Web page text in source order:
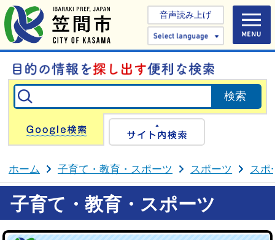
音声読み上げ
Select
Google検索
ホーム 子育て・教育・スポーツ スポーツ スポ
子育て・教育・スポーツ